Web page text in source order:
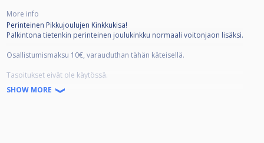
More info
Perinteinen Pikkujoulujen Kinkkukisa!
Palkintona tietenkin perinteinen joulukinkku normaali voitonjaon lisäksi.
Osallistumismaksu 10€, varauduthan tähän käteisellä.
Tasoitukset eivät ole käytössä.
SHOW MORE